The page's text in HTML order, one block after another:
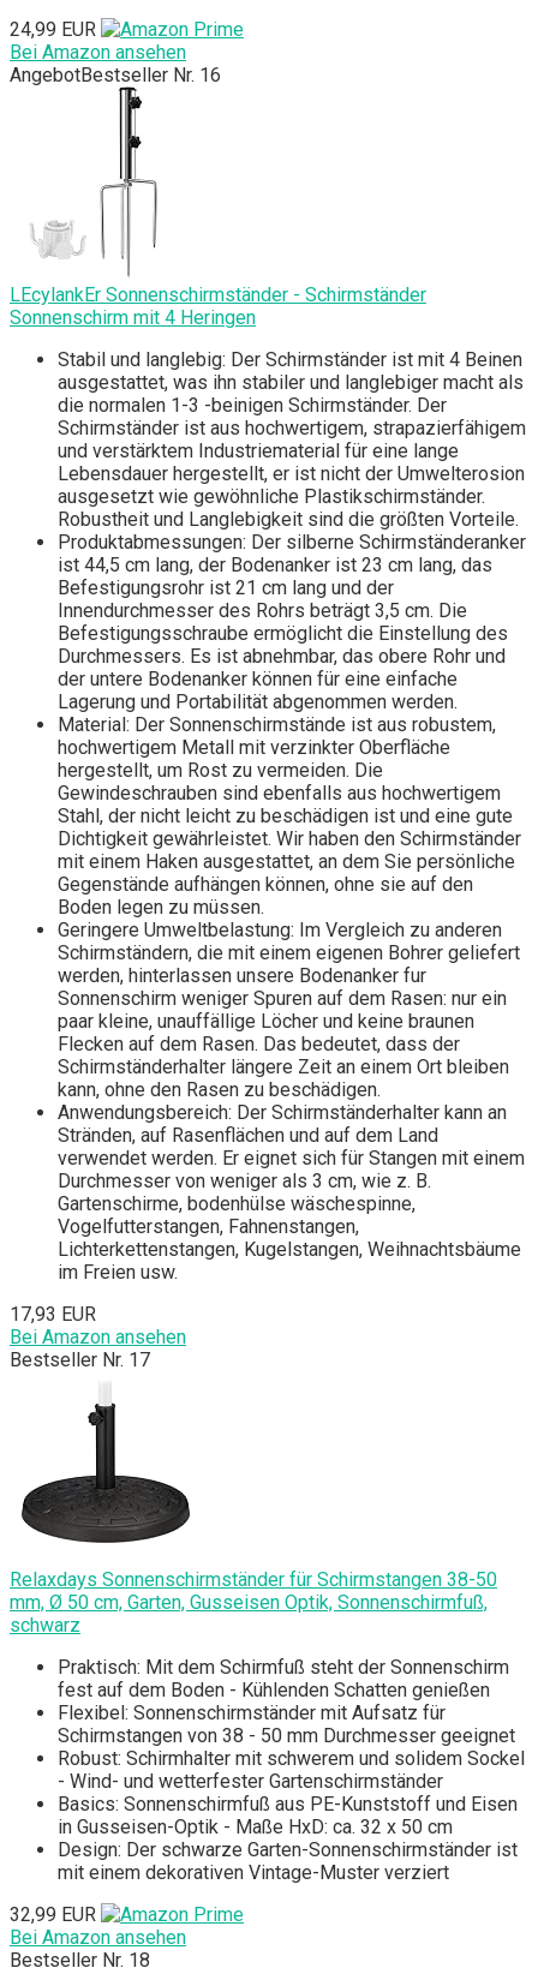
24,99 EUR
Bei Amazon ansehen
AngebotBestseller Nr. 16
LEcylankEr Sonnenschirmständer - Schirmständer
Sonnenschirm mit 4 Heringen
Stabil und langlebig: Der Schirmständer ist mit 4 Beinen
ausgestattet, was ihn stabiler und langlebiger macht als
die normalen 1-3 -beinigen Schirmständer. Der
Schirmständer ist aus hochwertigem, strapazierfähigem
und verstärktem Industriematerial für eine lange
Lebensdauer hergestellt, er ist nicht der Umwelterosion
ausgesetzt wie gewöhnliche Plastikschirmständer.
Robustheit und Langlebigkeit sind die größten Vorteile.
Produktabmessungen: Der silberne Schirmständeranker
ist 44,5 cm lang, der Bodenanker ist 23 cm lang, das
Befestigungsrohr ist 21 cm lang und der
Innendurchmesser des Rohrs beträgt 3,5 cm. Die
Befestigungsschraube ermöglicht die Einstellung des
Durchmessers. Es ist abnehmbar, das obere Rohr und
der untere Bodenanker können für eine einfache
Lagerung und Portabilität abgenommen werden.
Material: Der Sonnenschirmstände ist aus robustem,
hochwertigem Metall mit verzinkter Oberfläche
hergestellt, um Rost zu vermeiden. Die
Gewindeschrauben sind ebenfalls aus hochwertigem
Stahl, der nicht leicht zu beschädigen ist und eine gute
Dichtigkeit gewährleistet. Wir haben den Schirmständer
mit einem Haken ausgestattet, an dem Sie persönliche
Gegenstände aufhängen können, ohne sie auf den
Boden legen zu müssen.
Geringere Umweltbelastung: Im Vergleich zu anderen
Schirmständern, die mit einem eigenen Bohrer geliefert
werden, hinterlassen unsere Bodenanker fur
Sonnenschirm weniger Spuren auf dem Rasen: nur ein
paar kleine, unauffällige Löcher und keine braunen
Flecken auf dem Rasen. Das bedeutet, dass der
Schirmständerhalter längere Zeit an einem Ort bleiben
kann, ohne den Rasen zu beschädigen.
Anwendungsbereich: Der Schirmständerhalter kann an
Stränden, auf Rasenflächen und auf dem Land
verwendet werden. Er eignet sich für Stangen mit einem
Durchmesser von weniger als 3 cm, wie z. B.
Gartenschirme, bodenhülse wäschespinne,
Vogelfutterstangen, Fahnenstangen,
Lichterkettenstangen, Kugelstangen, Weihnachtsbäume
im Freien usw.
17,93 EUR
Bei Amazon ansehen
Bestseller Nr. 17
Relaxdays Sonnenschirmständer für Schirmstangen 38-50
mm, Ø 50 cm, Garten, Gusseisen Optik, Sonnenschirmfuß,
schwarz
Praktisch: Mit dem Schirmfuß steht der Sonnenschirm
fest auf dem Boden - Kühlenden Schatten genießen
Flexibel: Sonnenschirmständer mit Aufsatz für
Schirmstangen von 38 - 50 mm Durchmesser geeignet
Robust: Schirmhalter mit schwerem und solidem Sockel
- Wind- und wetterfester Gartenschirmständer
Basics: Sonnenschirmfuß aus PE-Kunststoff und Eisen
in Gusseisen-Optik - Maße HxD: ca. 32 x 50 cm
Design: Der schwarze Garten-Sonnenschirmständer ist
mit einem dekorativen Vintage-Muster verziert
32,99 EUR
Bei Amazon ansehen
Bestseller Nr. 18